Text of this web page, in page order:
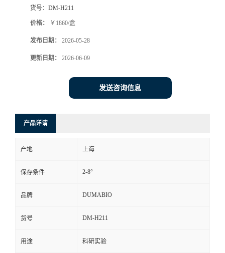
方
货号： DM-H211
价格： ￥1860/盒
发布日期： 2026-05-28
更新日期： 2026-06-09
发送咨询信息
产品详请
产地 上海
保存条件 2-8°
品牌 DUMABIO
货号 DM-H211
用途 科研实验